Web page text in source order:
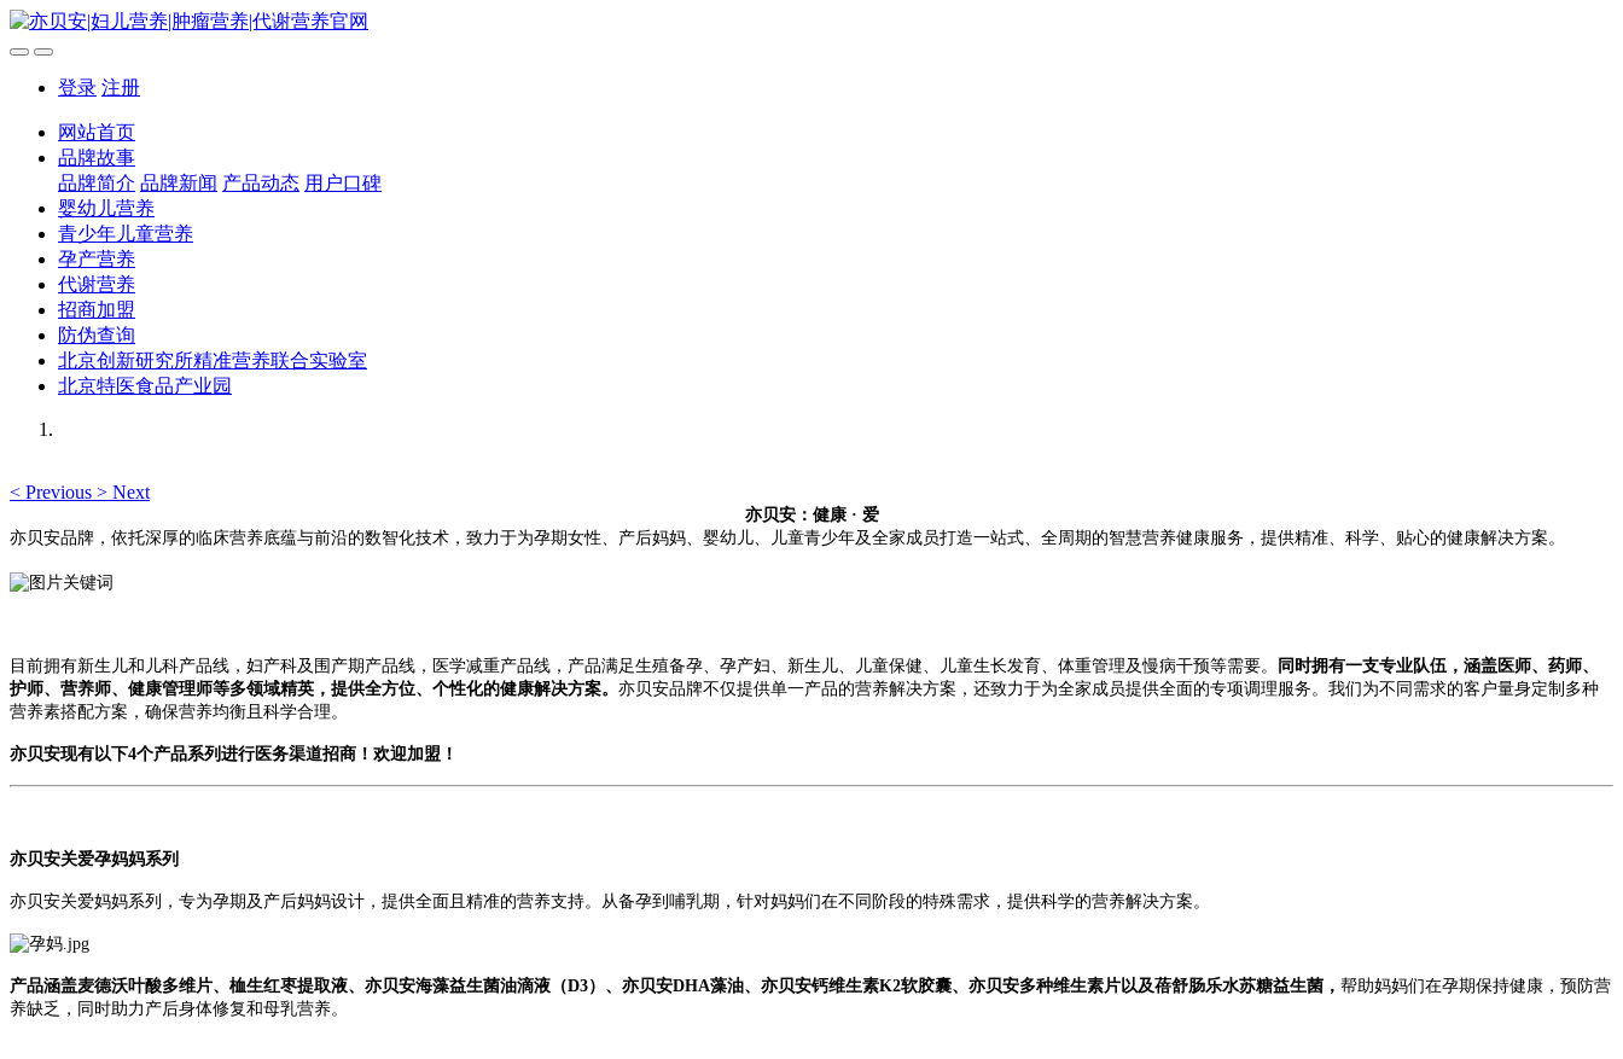
登录 注册
网站首页
品牌故事
品牌简介 品牌新闻 产品动态 用户口碑
婴幼儿营养
青少年儿童营养
孕产营养
代谢营养
招商加盟
防伪查询
北京创新研究所精准营养联合实验室
北京特医食品产业园
< Previous > Next
亦贝安：健康 · 爱
亦贝安品牌，依托深厚的临床营养底蕴与前沿的数智化技术，致力于为孕期女性、产后妈妈、婴幼儿、儿童青少年及全家成员打造一站式、全周期的智慧营养健康服务，提供精准、科学、贴心的健康解决方案。
目前拥有新生儿和儿科产品线，妇产科及围产期 产品线，医学减重产品线，产品满足生殖备孕、孕产妇、新生儿、儿童保健、儿童生长发育、体重管理及慢病干预等需要。
同时拥有一支专业队伍，涵盖医师、药师、
护师、营养师、健康管理师等多领域精英，提供全方位、个性化的健康解决方案。 亦贝安品牌不仅提供单一产品的营养解决方案，还致力于为全家成员提供全面的专项调理服务。我们为不同需求的客户量身定制多种
营养素搭配方案，确保营养均衡且科学合理。
亦贝安现有以下4个产品系列进行医务渠道招商！欢迎加盟！
亦贝安关爱孕妈妈系列
亦贝安关爱妈妈系列，专为孕期及产后妈妈设计，提供全面且精准的营养支持。从备孕到哺乳期，针对妈妈们在不同阶段的特殊需求，提供科学的营养解决方案。
产品涵盖麦德沃叶酸多维片、桖生红枣提取液、亦贝安海藻益生菌油滴液（D3）、亦贝安DHA藻油、亦贝安钙维生素K2软胶囊、亦贝安多种维生素片以及蓓舒肠乐水苏糖益生菌， 帮助妈妈们在孕期保持健康，预防营
养缺乏，同时助力产后身体修复和母乳营养。